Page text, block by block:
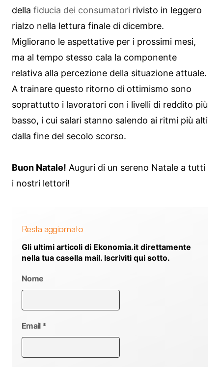
della fiducia dei consumatori rivisto in leggero
rialzo nella lettura finale di dicembre.
Migliorano le aspettative per i prossimi mesi,
ma al tempo stesso cala la componente
relativa alla percezione della situazione attuale.
A trainare questo ritorno di ottimismo sono
soprattutto i lavoratori con i livelli di reddito più
basso, i cui salari stanno salendo ai ritmi più alti
dalla fine del secolo scorso.
Buon Natale! Auguri di un sereno Natale a tutti
i nostri lettori!
Resta aggiornato
Gli ultimi articoli di Ekonomia.it direttamente
nella tua casella mail. Iscriviti qui sotto.
Nome
Email *